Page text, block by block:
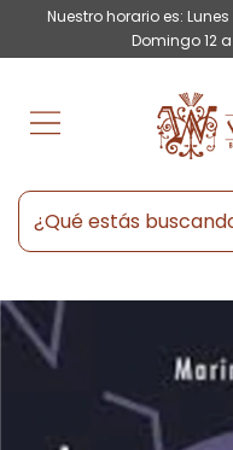
Nuestro horario es:
Domingo 12